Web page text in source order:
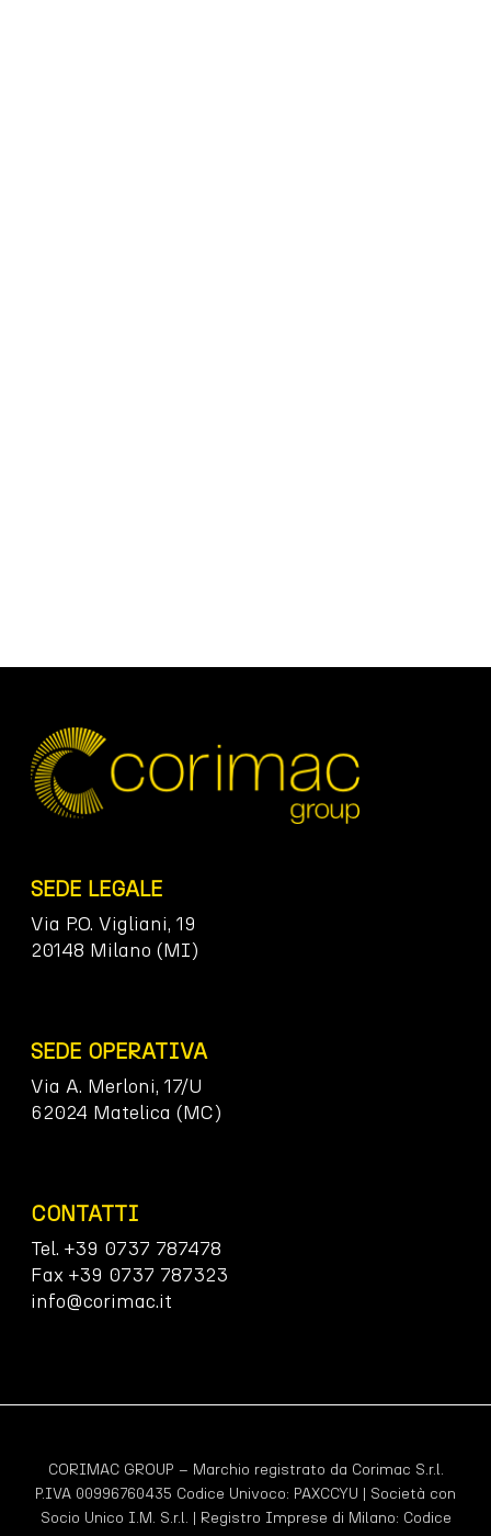
SEDE LEGALE
Via P.O. Vigliani, 19
20148 Milano (MI)
SEDE OPERATIVA
Via A. Merloni, 17/U
62024 Matelica (MC)
CONTATTI
Tel. +39 0737 787478
Fax +39 0737 787323
info@corimac.it
CORIMAC GROUP – Marchio registrato da Corimac S.r.l.
P.IVA 00996760435 Codice Univoco: PAXCCYU | Società con
Socio Unico I.M. S.r.l. | Registro Imprese di Milano: Codice